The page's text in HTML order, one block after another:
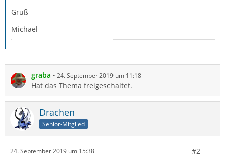
Gruß
Michael
graba 24. September 2019 um 11:18
Hat das Thema freigeschaltet.
Drachen
Senior-Mitglied
24. September 2019 um 15:38 #2